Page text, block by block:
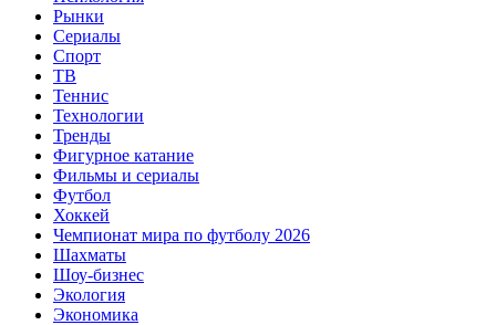
Рынки
Сериалы
Спорт
ТВ
Теннис
Технологии
Тренды
Фигурное катание
Фильмы и сериалы
Футбол
Хоккей
Чемпионат мира по футболу 2026
Шахматы
Шоу-бизнес
Экология
Экономика